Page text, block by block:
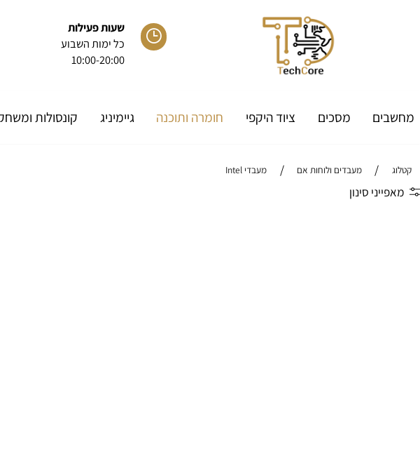
שעות פעילות
כל ימות השבוע
10:00-20:00
מסכים ציוד היקפי חומרה ותוכנה גיימיניג קונסולות ומשחקים
מעבדים ולוחות אם / מעבדי Intel
סינון